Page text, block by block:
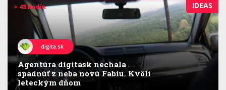
IDEAS
> 48 hodín
digita.sk
Agentúra digitask nechala
spadnúť z neba novú Fabiu. Kvôli
leteckým dňom